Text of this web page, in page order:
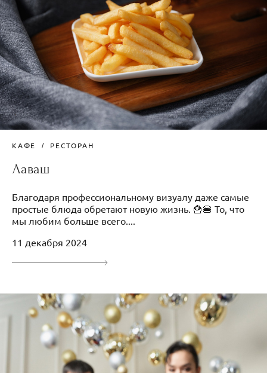
КАФЕ РЕСТОРАН
Лаваш
Благодаря профессиональному визуалу даже самые
простые блюда обретают новую жизнь. 🍟🍔 То, что
мы любим больше всего....
11 декабря 2024